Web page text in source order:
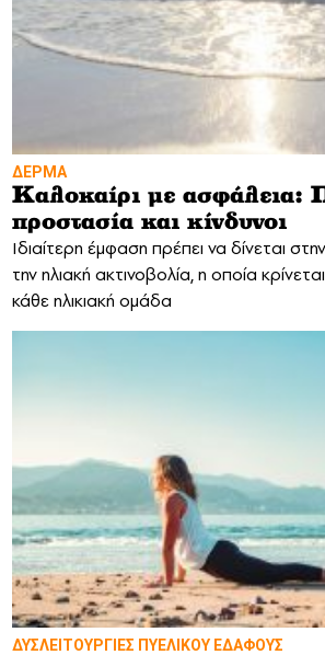
ΔΕΡΜΑ
Καλοκαίρι με ασφάλεια:
προστασία και κίνδυνοι
Ιδιαίτερη έμφαση πρέπει να δίνεται
την ηλιακή ακτινοβολία, η οποία
κάθε ηλικιακή ομάδα
ΔΥΣΛΕΙΤΟΥΡΓΙΕΣ ΠΥΕΛΙΚΟΥ ΕΔΑΦΟΥΣ